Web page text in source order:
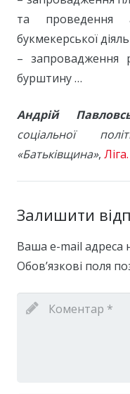
та проведення
букмекерської
– запровадження
бурштину …
Андрій
соціальної
«Батьківщина»,
Залишити
Ваша e-mail адреса
Обов’язкові поля